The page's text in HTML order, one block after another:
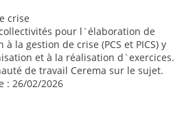
crise
pour l`élaboration de
la gestion de crise (PCS et PICS) y
et à la réalisation d`exercices.
de travail Cerema sur le sujet.
: 26/02/2026